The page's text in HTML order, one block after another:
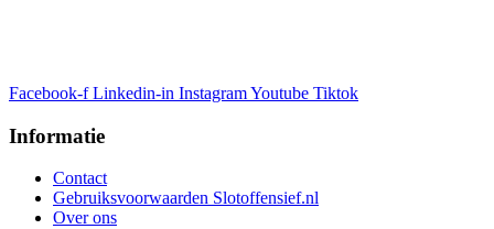
Facebook-f Linkedin-in InstagramYoutube Tiktok
Informatie
Contact
Gebruiksvoorwaarden Slotoffensief.nl
Over ons